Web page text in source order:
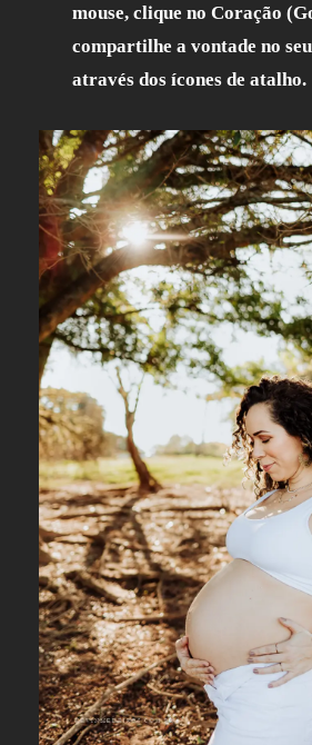
mouse, clique no Coração
compartilhe a vontade no
através dos ícones de atalho.